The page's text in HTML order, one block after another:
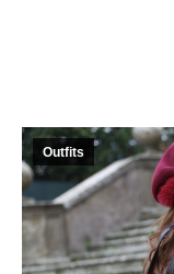
Outfits